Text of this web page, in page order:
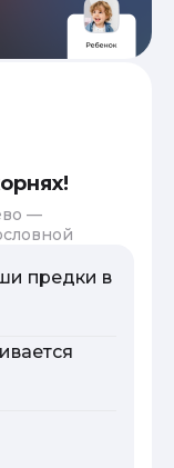
—
предки в